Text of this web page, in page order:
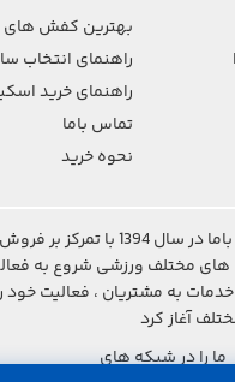
بهترین کفش های
راهنمای انتخاب
راهنمای خرید
تماس باما
نحوه خرید
فروشگاه اینترنتی اسپرت باما در سال
مختلف ورزشی شروع به
خدمات به مشتریان ، فعالیت
آغاز کرد
ما را در شبکه های